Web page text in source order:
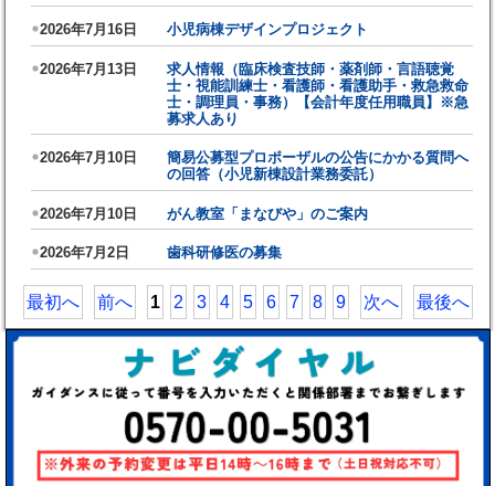
2026年7月16日 小児病棟デザインプロジェクト
2026年7月13日
求人情報（臨床検査技師・薬剤師・言語聴覚
士・視能訓練士・看護師・看護助手・救急救命
士・調理員・事務）【会計年度任用職員】※急
募求人あり
2026年7月10日
簡易公募型プロポーザルの公告にかかる質問へ
の回答（小児新棟設計業務委託）
2026年7月10日 がん教室「まなびや」のご案内
2026年7月2日 歯科研修医の募集
最初へ 前へ 1 2 3 4 5 6 7 8 9 次へ 最後へ
滋
賀
県